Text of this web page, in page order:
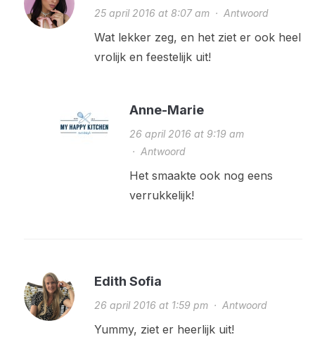
25 april 2016 at 8:07 am· Antwoord
Wat lekker zeg, en het ziet er ook heel
vrolijk en feestelijk uit!
Anne-Marie
26 april 2016 at 9:19 am
· Antwoord
Het smaakte ook nog eens
verrukkelijk!
Edith Sofia
26 april 2016 at 1:59 pm· Antwoord
Yummy, ziet er heerlijk uit!